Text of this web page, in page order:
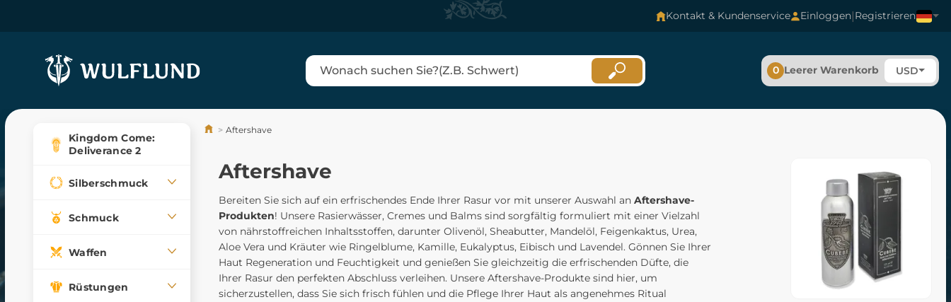
Kontakt & Kundenservice Einloggen|Registrieren
0 Leerer Warenkorb USD
Kingdom Come:
Deliverance 2
Silberschmuck
Schmuck
Waffen
Rüstungen
Aftershave
Aftershave
Bereiten Sie sich auf ein erfrischendes Ende Ihrer Rasur vor mit unserer Auswahl an Aftershave-
Produkten! Unsere Rasierwässer, Cremes und Balms sind sorgfältig formuliert mit einer Vielzahl
von nährstoffreichen Inhaltsstoffen, darunter Olivenöl, Sheabutter, Mandelöl, Feigenkaktus, Urea,
Aloe Vera und Kräuter wie Ringelblume, Kamille, Eukalyptus, Eibisch und Lavendel. Gönnen Sie Ihrer
Haut Regeneration und Feuchtigkeit und genießen Sie gleichzeitig die erfrischenden Düfte, die
Ihrer Rasur den perfekten Abschluss verleihen. Unsere Aftershave-Produkte sind hier, um
sicherzustellen, dass Sie sich frisch fühlen und die Pflege Ihrer Haut als angenehmes Ritual